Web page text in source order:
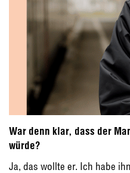
War denn klar, dass der
würde?
Ja, das wollte er. Ich habe